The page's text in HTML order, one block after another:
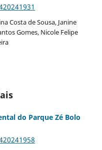
Costa de Sousa, Janine
Gomes, Nicole Felipe
do Parque Zé Bolo